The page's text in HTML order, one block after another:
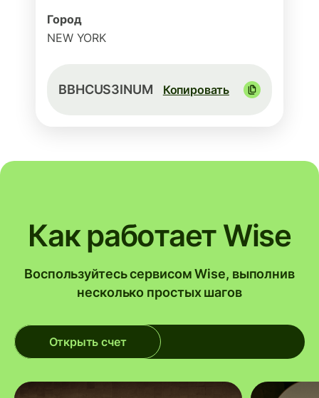
Город
NEW YORK
BBHCUS3INUM Копировать
Как работает Wise
Воспользуйтесь сервисом Wise, выполнив
несколько простых шагов
Открыть счет